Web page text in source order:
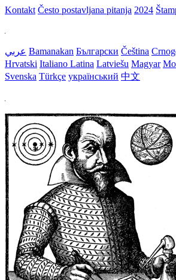
Kontakt Često postavljana pitanja 2024
عربي Bamanakan Български Čeština
Hrvatski Italiano Latina Latviešu Magyar
Svenska Türkçe український 中文